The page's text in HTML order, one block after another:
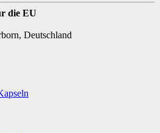
die EU
Deutschland